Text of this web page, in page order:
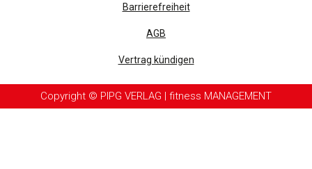
Barrierefreiheit
AGB
Vertrag kündigen
Copyright © PIPG VERLAG | fitness MANAGEMENT